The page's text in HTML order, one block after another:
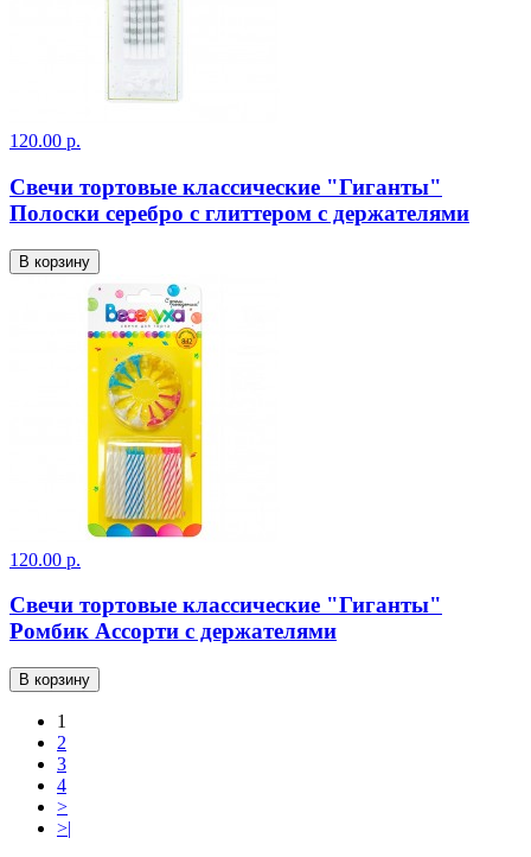
120.00 р.
Свечи тортовые классические "Гиганты"
Полоски серебро с глиттером с держателями
В корзину
120.00 р.
Свечи тортовые классические "Гиганты"
Ромбик Ассорти с держателями
В корзину
1
2
3
4
>
>|